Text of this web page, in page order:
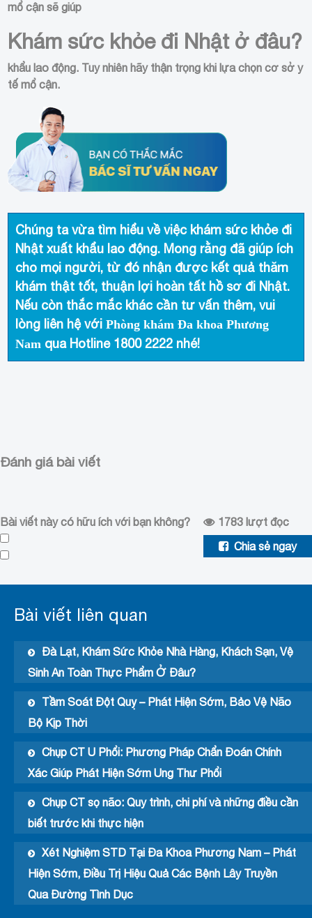
mổ cận sẽ giúp
Khám sức khỏe đi Nhật ở đâu?
khẩu lao động. Tuy nhiên hãy thận trọng khi lựa chọn cơ sở y
tế mổ cận.
Chúng ta vừa tìm hiểu về việc khám sức khỏe đi
Nhật xuất khẩu lao động. Mong rằng đã giúp ích
cho mọi người, từ đó nhận được kết quả thăm
khám thật tốt, thuận lợi hoàn tất hồ sơ đi Nhật.
Nếu còn thắc mắc khác cần tư vấn thêm, vui
lòng liên hệ vớiPhòng khám Đa khoa Phương
Nam qua Hotline 1800 2222 nhé!
Đánh giá bài viết
Bài viết này có hữu ích với bạn không? 1783 lượt đọc
Chia sẻ ngay
Bài viết liên quan
Đà Lạt, Khám Sức Khỏe Nhà Hàng, Khách Sạn, Vệ
Sinh An Toàn Thực Phẩm Ở Đâu?
Tầm Soát Đột Quỵ – Phát Hiện Sớm, Bảo Vệ Não
Bộ Kịp Thời
Chụp CT U Phổi: Phương Pháp Chẩn Đoán Chính
Xác Giúp Phát Hiện Sớm Ung Thư Phổi
Chụp CT sọ não: Quy trình, chi phí và những điều cần
biết trước khi thực hiện
Xét Nghiệm STD Tại Đa Khoa Phương Nam – Phát
Hiện Sớm, Điều Trị Hiệu Quả Các Bệnh Lây Truyền
Qua Đường Tình Dục